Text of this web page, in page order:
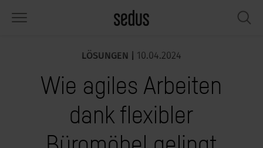
Monitor „Sedus INSIGHTS“
„Sedus Solutions“
bei Sedus
LÖSUNGEN | 10.04.2024
Wie agiles Arbeiten
dank flexibler